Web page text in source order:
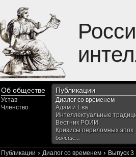
Об обществе
Устав
Членство
Публикации
Диалог со временем
Адам и Ева
Интеллектуальные
Вестник РОИИ
Кризисы переломных эпох
больше...
Публикации › Диалог со временем › Выпуск 3